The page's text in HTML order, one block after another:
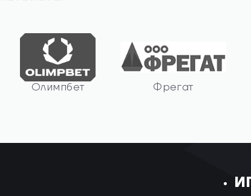
Олимпбет Фрегат